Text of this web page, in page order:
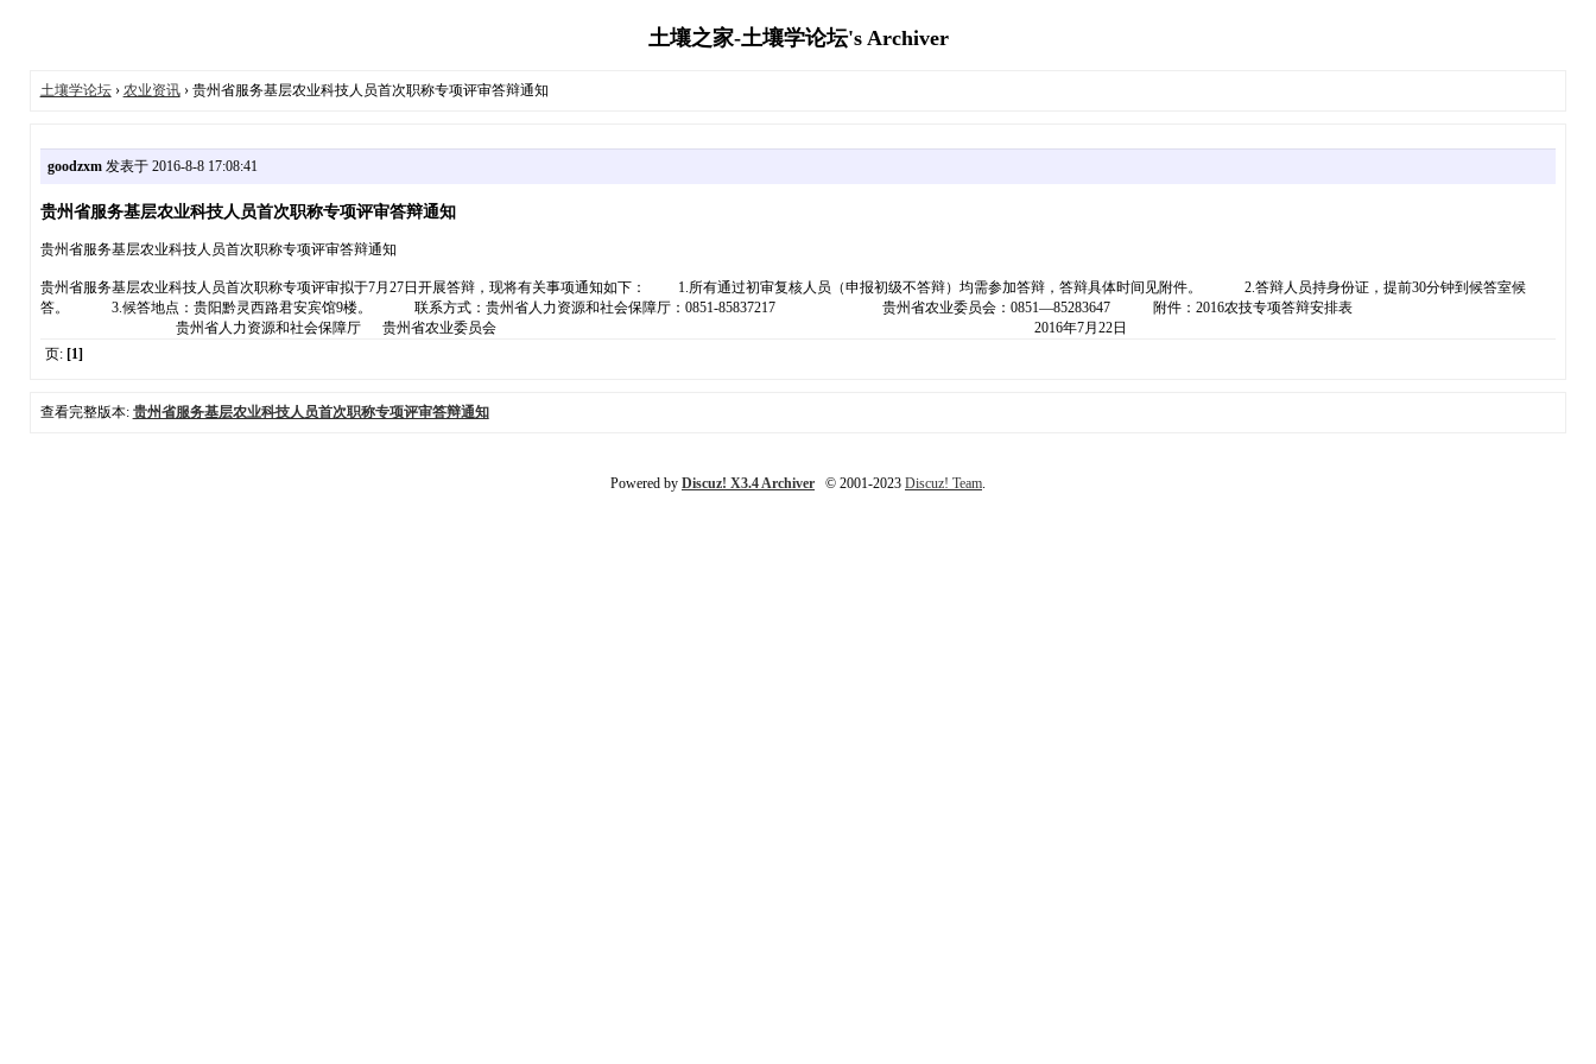
土壤之家-土壤学论坛's Archiver
土壤学论坛› 农业资讯› 贵州省服务基层农业科技人员首次职称专项评审答辩通知
goodzxm发表于 2016-8-8 17:08:41
贵州省服务基层农业科技人员首次职称专项评审答辩通知
贵州省服务基层农业科技人员首次职称专项评审答辩通知
贵州省服务基层农业科技人员首次职称专项评审拟于7月27日开展答辩，现将有关事项通知如下： 1.所有通过初审复核人员（申报初级不答辩）均需参加答辩，答辩具体时间见附件。 2.答辩人员持身份证，提前30分钟到候答室候
答。 3.候答地点：贵阳黔灵西路君安宾馆9楼。 联系方式：贵州省人力资源和社会保障厅：0851-85837217 贵州省农业委员会：0851—85283647 附件：2016农技专项答辩安排表
贵州省人力资源和社会保障厅 贵州省农业委员会 2016年7月22日
页: [1]
查看完整版本: 贵州省服务基层农业科技人员首次职称专项评审答辩通知
Powered by Discuz! X3.4 Archiver © 2001-2023 Discuz! Team.